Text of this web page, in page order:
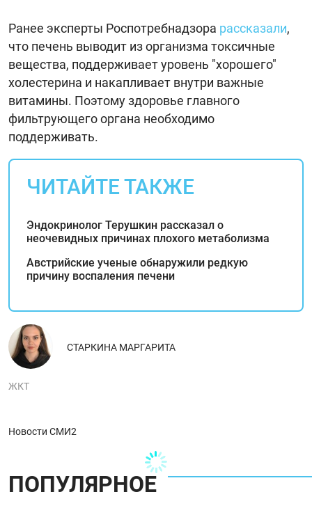
Ранее эксперты Роспотребнадзора рассказали,
что печень выводит из организма токсичные
вещества, поддерживает уровень "хорошего"
холестерина и накапливает внутри важные
витамины. Поэтому здоровье главного
фильтрующего органа необходимо
поддерживать.
ЧИТАЙТЕ ТАКЖЕ
Эндокринолог Терушкин рассказал о
неочевидных причинах плохого метаболизма
Австрийские ученые обнаружили редкую
причину воспаления печени
СТАРКИНА МАРГАРИТА
ЖКТ
Новости СМИ2
ПОПУЛЯРНОЕ